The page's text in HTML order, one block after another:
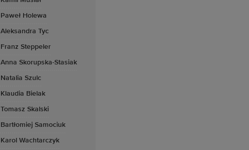
Paweł Holewa
Aleksandra Tyc
Franz Steppeler
Anna Skorupska-Stasiak
Natalia Szulc
Klaudia Bielak
Tomasz Skalski
Bartłomiej Samociuk
Karol Wachtarczyk